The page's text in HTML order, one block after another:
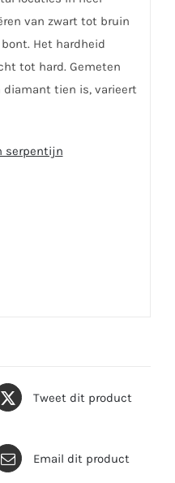
van zwart tot bruin
Het hardheid
tot hard. Gemeten
diamant tien is, varieert
serpentijn
Tweet dit product
Email dit product